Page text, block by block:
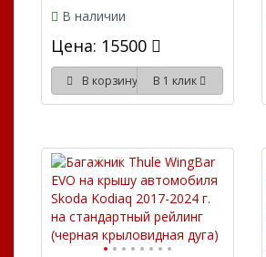
В наличии
Цена: 15500
В корзину В 1 клик